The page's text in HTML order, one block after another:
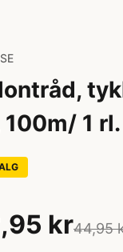
100m/ 1 rl.
kr44,95